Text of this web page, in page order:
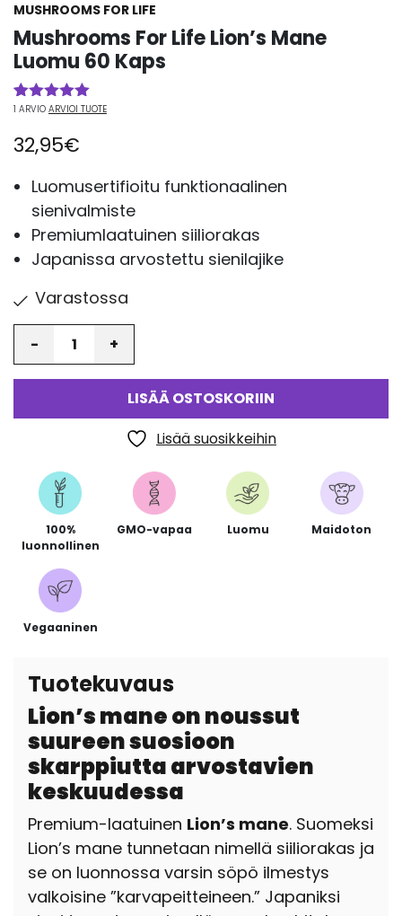
MUSHROOMS FOR LIFE
Mushrooms For Life Lion’s Mane
Luomu 60 Kaps
Arvio5.00
perustuen
1
asiakkaan
1 ARVIO ARVIOI TUOTE
32,95€
Luomusertifioitu funktionaalinen
sienivalmiste
Premiumlaatuinen siiliorakas
Japanissa arvostettu sienilajike
Varastossa
LISÄÄ OSTOSKORIIN
Lisää suosikkeihin
100%
luonnollinen
GMO-vapaa Luomu Maidoton
Vegaaninen
Tuotekuvaus
Lion’s mane on noussut
suureen suosioon
skarppiutta arvostavien
keskuudessa
Premium-laatuinen Lion’s mane. Suomeksi
Lion’s mane tunnetaan nimellä siiliorakas ja
se on luonnossa varsin söpö ilmestys
valkoisine ”karvapeitteineen.” Japaniksi